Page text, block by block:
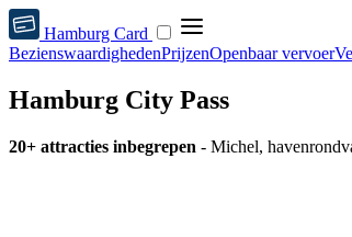
Hamburg Card
BezienswaardighedenPrijzenOpenbaar vervoer
Hamburg City Pass
20+ attracties inbegrepen - Michel,